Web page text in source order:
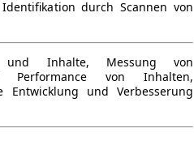
durch Scannen von
und Inhalte, Messung von
von Inhalten,
Entwicklung und Verbesserung